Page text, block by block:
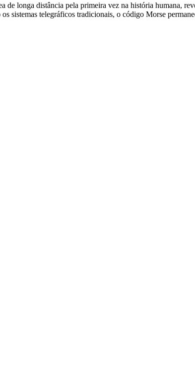
longa distância pela primeira vez na história humana,
sistemas telegráficos tradicionais, o código Morse